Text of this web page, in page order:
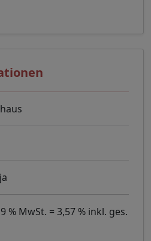
% MwSt. = 3,57 % inkl. ges.